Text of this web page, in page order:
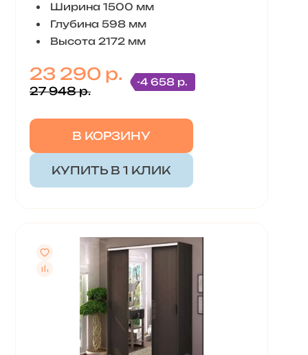
Ширина 1500 мм
Глубина 598 мм
Высота 2172 мм
23 290 р.
27 948 р.
-4 658 р.
В КОРЗИНУ
КУПИТЬ В 1 КЛИК